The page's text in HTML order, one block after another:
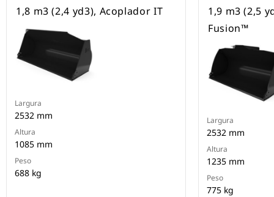
1,8 m3 (2,4 yd3), Acoplador IT
Largura
2532 mm
Altura
1085 mm
Peso
688 kg
1,9 m3 (2,5
Fusion™
Largura
2532 mm
Altura
1235 mm
Peso
775 kg